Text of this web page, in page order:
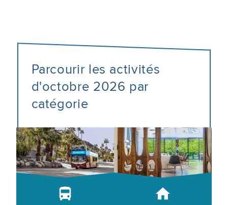
Parcourir les activités
d'octobre 2026 par
catégorie